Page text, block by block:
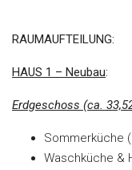
RAUMAUFTEILUNG:
HAUS 1 – Neubau:
Erdgeschoss (ca.
Sommerküche
Waschküche &